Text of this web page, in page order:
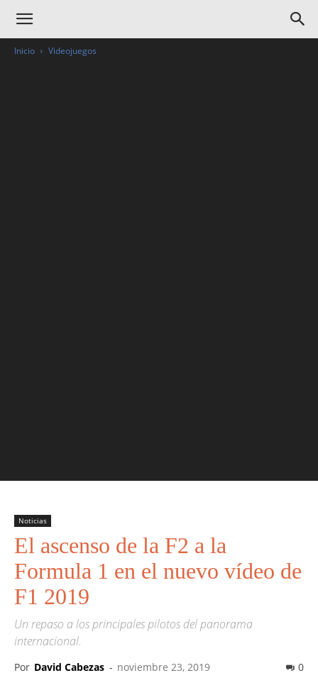
Inicio Videojuegos
Noticias
El ascenso de la F2 a la
Formula 1 en el nuevo vídeo de
F1 2019
Un repaso a los principales pilotos del panorama
internacional.
Por David Cabezas - noviembre 23, 2019 0